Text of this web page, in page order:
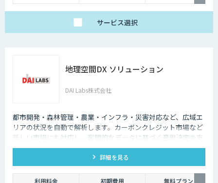
サービス選択
地理空間DX ソリューション
DAI Labs株式会社
都市開発・森林管理・農業・インフラ・災害対応など、広域エ
リアの状況を自動で解析します。カーボンクレジット市場など
新しい市場にも対応し、客観的なデータに基づく意思決定を支
援します。
詳細を見る
利用料金 初期費用
無料プラン